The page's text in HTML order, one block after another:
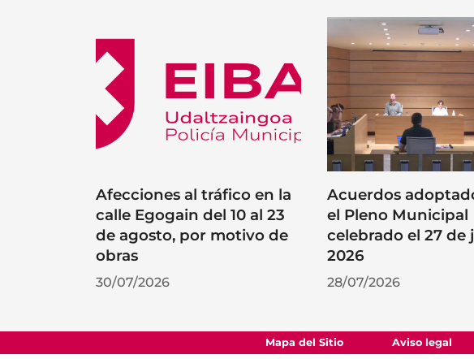
Afecciones al tráfico en la
calle Egogain del 10 al 23
de agosto, por motivo de
obras
30/07/2026
Acuerdos
el Pleno Municipal
celebrado el 27 de
2026
28/07/2026
Mapa del Sitio Aviso legal